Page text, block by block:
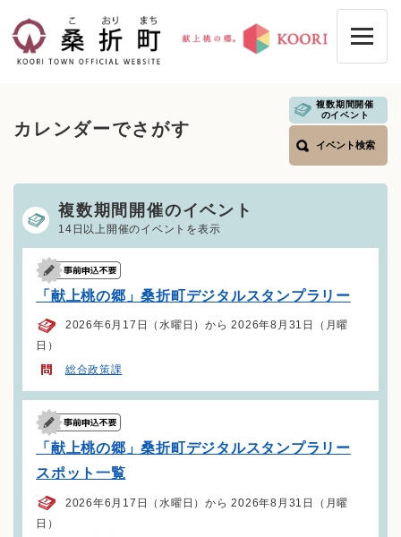
文
カレンダーでさがす
複数期間開催
のイベント
イベント検索
複数期間開催のイベント
14日以上開催のイベントを表示
「献上桃の郷」桑折町デジタルスタンプラリー
2026年6月17日（水曜日）から 2026年8月31日（月曜
日）
総合政策課
「献上桃の郷」桑折町デジタルスタンプラリー
スポット一覧
2026年6月17日（水曜日）から 2026年8月31日（月曜
日）